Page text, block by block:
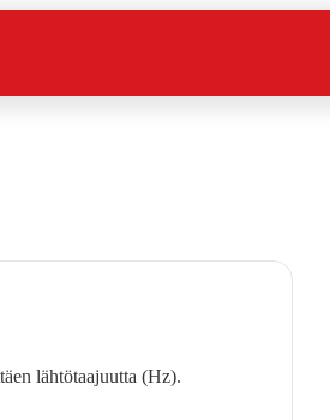
lähtötaajuutta (Hz).